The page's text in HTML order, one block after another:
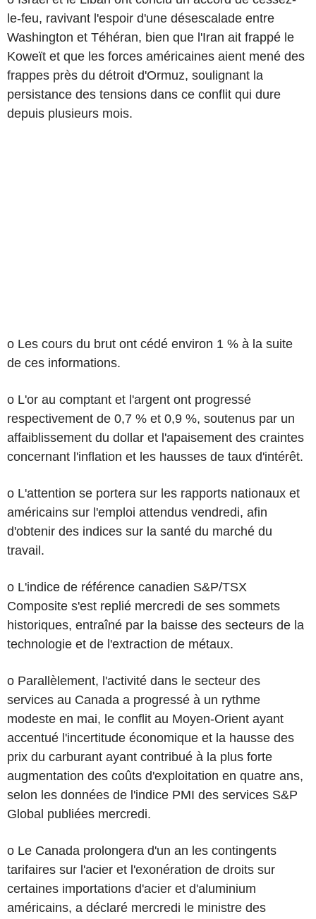
le-feu, ravivant l'espoir d'une désescalade entre
Washington et Téhéran, bien que l'Iran ait frappé le
Koweït et que les forces américaines aient mené des
frappes près du détroit d'Ormuz, soulignant la
persistance des tensions dans ce conflit qui dure
depuis plusieurs mois.
o Les cours du brut ont cédé environ 1 % à la suite
de ces informations.
o L'or au comptant et l'argent ont progressé
respectivement de 0,7 % et 0,9 %, soutenus par un
affaiblissement du dollar et l'apaisement des craintes
concernant l'inflation et les hausses de taux d'intérêt.
o L'attention se portera sur les rapports nationaux et
américains sur l'emploi attendus vendredi, afin
d'obtenir des indices sur la santé du marché du
travail.
o L'indice de référence canadien S&P/TSX
Composite s'est replié mercredi de ses sommets
historiques, entraîné par la baisse des secteurs de la
technologie et de l'extraction de métaux.
o Parallèlement, l'activité dans le secteur des
services au Canada a progressé à un rythme
modeste en mai, le conflit au Moyen-Orient ayant
accentué l'incertitude économique et la hausse des
prix du carburant ayant contribué à la plus forte
augmentation des coûts d'exploitation en quatre ans,
selon les données de l'indice PMI des services S&P
Global publiées mercredi.
o Le Canada prolongera d'un an les contingents
tarifaires sur l'acier et l'exonération de droits sur
certaines importations d'acier et d'aluminium
américains, a déclaré mercredi le ministre des